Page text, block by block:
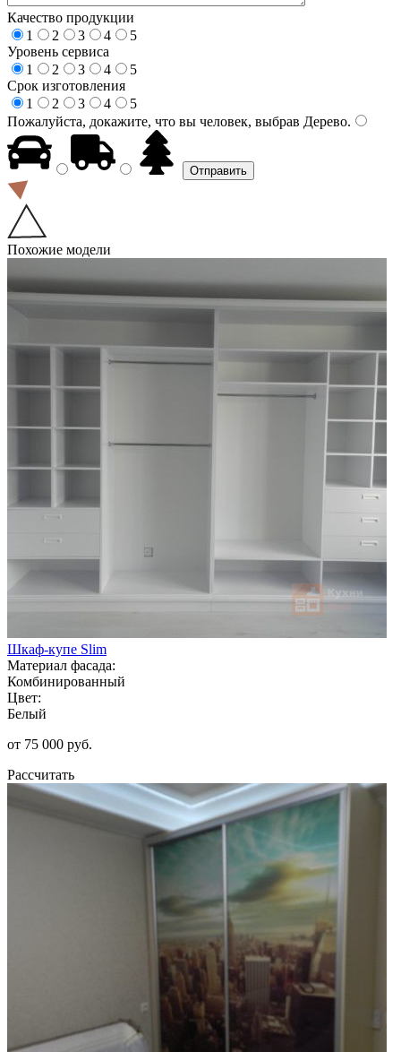
Качество продукции
1
2 3 4
5
Уровень сервиса
1
2 3 4
5
Срок изготовления
1
2 3 4
5
Пожалуйста, докажите, что вы человек, выбрав Дерево.
Похожие модели
Шкаф-купе Slim
Материал фасада:
Комбинированный
Цвет:
Белый
от 75 000 руб.
Рассчитать